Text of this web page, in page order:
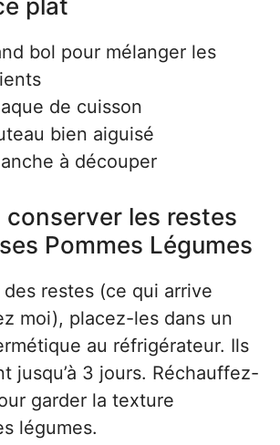
plat
bol pour mélanger les
de cuisson
bien aiguisé
à découper
conserver les restes
Pommes Légumes
restes (ce qui arrive
moi), placez-les dans un
au réfrigérateur. Ils
jusqu’à 3 jours. Réchauffez-
garder la texture
légumes.